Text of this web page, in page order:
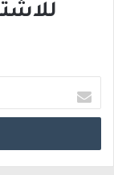
د
خ